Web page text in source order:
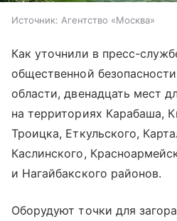
Источник: Агентство «Москва»
Как уточнили в пресс-
общественной
области, двенадцать мест
на территориях Карабаша,
Троицка, Еткульского,
Каслинского,
и Нагайбакского районов.
Оборудуют точки для